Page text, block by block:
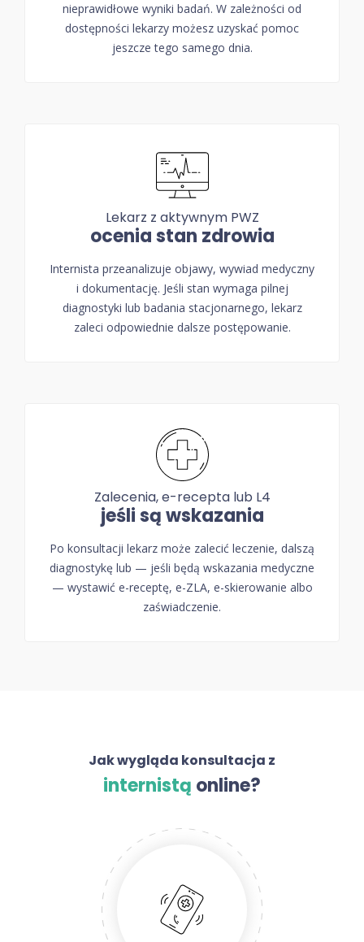
nieprawidłowe wyniki badań. W zależności od
dostępności lekarzy możesz uzyskać pomoc
jeszcze tego samego dnia.
Lekarz z aktywnym PWZ
ocenia stan zdrowia
Internista przeanalizuje objawy, wywiad medyczny
i dokumentację. Jeśli stan wymaga pilnej
diagnostyki lub badania stacjonarnego, lekarz
zaleci odpowiednie dalsze postępowanie.
Zalecenia, e-recepta lub L4
jeśli są wskazania
Po konsultacji lekarz może zalecić leczenie, dalszą
diagnostykę lub — jeśli będą wskazania medyczne
— wystawić e-receptę, e-ZLA, e-skierowanie albo
zaświadczenie.
Jak wygląda konsultacja z
internistą online?